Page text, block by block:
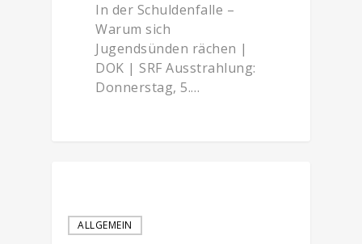
In der Schuldenfalle –
Warum sich
Jugendsünden rächen |
DOK | SRF Ausstrahlung:
Donnerstag, 5.…
ALLGEMEIN